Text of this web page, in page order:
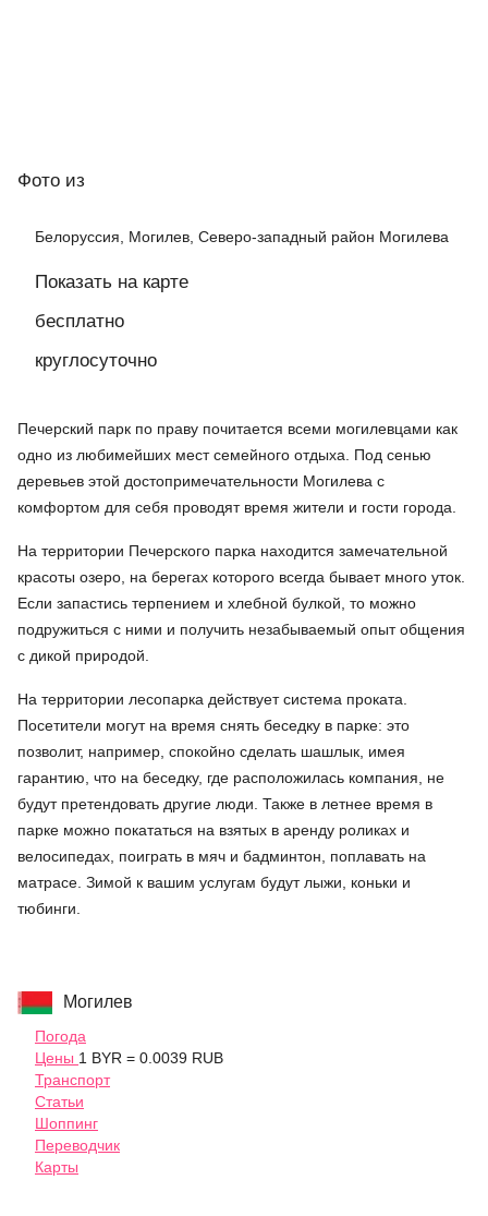
Фото из
Белоруссия, Могилев, Северо-западный район Могилева
Показать на карте
бесплатно
круглосуточно
Печерский парк по праву почитается всеми могилевцами как
одно из любимейших мест семейного отдыха. Под сенью
деревьев этой достопримечательности Могилева с
комфортом для себя проводят время жители и гости города.
На территории Печерского парка находится замечательной
красоты озеро, на берегах которого всегда бывает много уток.
Если запастись терпением и хлебной булкой, то можно
подружиться с ними и получить незабываемый опыт общения
с дикой природой.
На территории лесопарка действует система проката.
Посетители могут на время снять беседку в парке: это
позволит, например, спокойно сделать шашлык, имея
гарантию, что на беседку, где расположилась компания, не
будут претендовать другие люди. Также в летнее время в
парке можно покататься на взятых в аренду роликах и
велосипедах, поиграть в мяч и бадминтон, поплавать на
матрасе. Зимой к вашим услугам будут лыжи, коньки и
тюбинги.
Могилев
Погода
Цены 1 BYR = 0.0039 RUB
Транспорт
Статьи
Шоппинг
Переводчик
Карты